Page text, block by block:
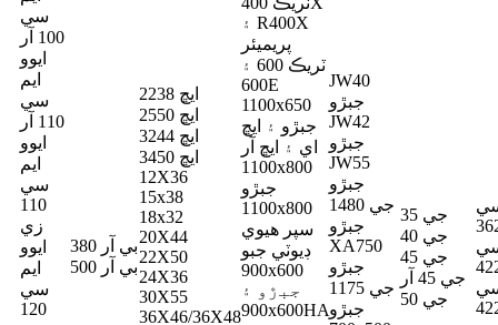
سي
100 آر
ايوو
ايم
سي
110 آر
ايوو
ايم
سي
110
زي
ايوو
ايم
سي
120
بي آر 380
بي آر 500
ايڇ 2238
ايڇ 2550
ايڇ 3244
ايڇ 3450
12X36
15x38
18x32
20X44
22X50
24X36
30X55
36X46/36X48
۽ R400X
پريميئر
ٽريڪ 600 ۽
600E
1100x650
جبڙو ۽ ايڇ
اي ۽ ايڇ آر
1100x800
جبڙو
1100x800
سپر هيوي
ڊيوٽي جبو
900x600
جبڙو ۽
900x600HA
JW40
جبڙو
JW42
جبڙو
JW55
جبڙو
جي 1480
جبڙو
XA750
جبڙو
جي 1175
جبڙو
جي 35
جي 40
جي 45
جي 45 آر
جي 50